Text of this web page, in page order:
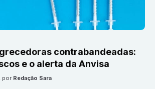
contrabandeadas:
e o alerta da Anvisa
, por Redação Sara